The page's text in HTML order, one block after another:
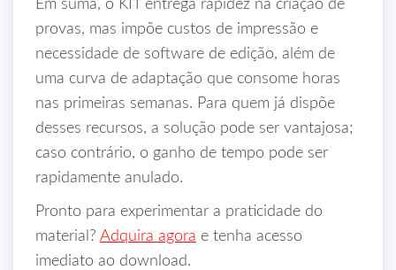
Em suma, o KIT entrega rapidez na criação de
provas, mas impõe custos de impressão e
necessidade de software de edição, além de
uma curva de adaptação que consome horas
nas primeiras semanas. Para quem já dispõe
desses recursos, a solução pode ser vantajosa;
caso contrário, o ganho de tempo pode ser
rapidamente anulado.
Pronto para experimentar a praticidade do
material? Adquira agora e tenha acesso
imediato ao download.